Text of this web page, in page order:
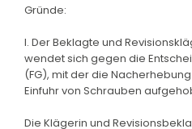
Gründe:
I. Der Beklagte und
wendet sich gegen die
(FG), mit der die
Einfuhr von Schrauben
Die Klägerin und